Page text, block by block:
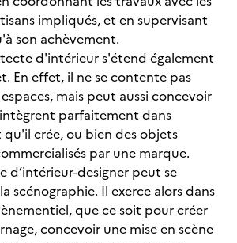
impliqués, et en supervisant
son achèvement.
d'intérieur s'étend également
En effet, il ne se contente pas
mais peut aussi concevoir
parfaitement dans
crée, ou bien des objets
par une marque.
d’intérieur-designer peut se
scénographie. Il exerce alors dans
que ce soit pour créer
concevoir une mise en scène